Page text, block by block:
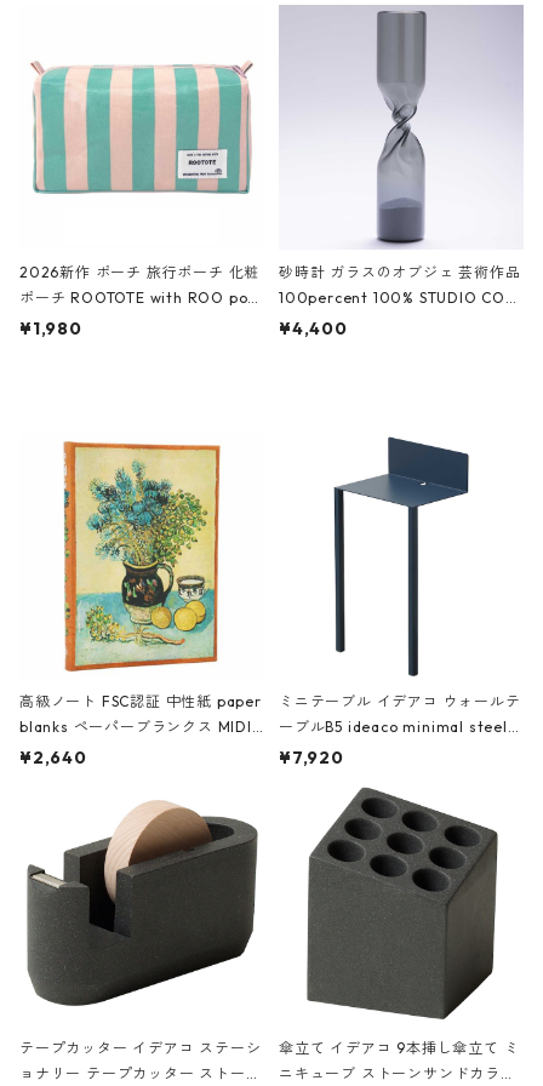
ーガンディー、オフホワイト
2026新作 ポーチ 旅行ポーチ 化粧
ポーチ ROOTOTE with ROO pou
ch 3532 ルートート WR.ポーチ.ラ
¥1,980
砂時計 ガラスのオブジェ 芸術作品
100percent 100% STUDIO COH
AKU Timeless 100パーセント ス
¥4,400
高級ノート FSC認証 中性紙 paper
blanks ペーパーブランクス MIDI
ハードカバー 罫線 ヴァン・ゴッホ
¥2,640
ミニテーブル イデアコ ウォールテ
ーブルB5 ideaco minimal steel f
urniture WALL Table B5 ネイビー
¥7,920
テープカッター イデアコ ステーシ
ョナリー テープカッター ストーン
傘立て イデアコ 9本挿し傘立て ミ
ニキューブ ストーンサンドカラー